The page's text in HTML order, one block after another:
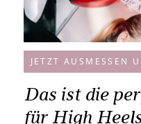
JETZT AUSMESSEN
Das ist die
für High